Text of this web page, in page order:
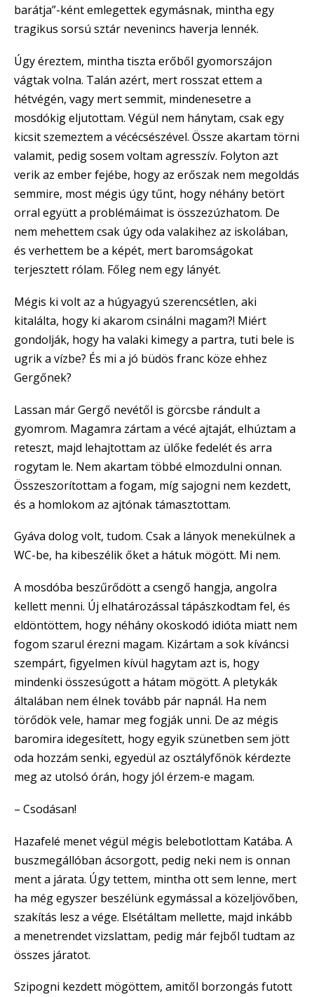
barátja”-ként emlegettek egymásnak, mintha egy
tragikus sorsú sztár nevenincs haverja lennék.
Úgy éreztem, mintha tiszta erőből gyomorszájon
vágtak volna. Talán azért, mert rosszat ettem a
hétvégén, vagy mert semmit, mindenesetre a
mosdókig eljutottam. Végül nem hánytam, csak egy
kicsit szemeztem a vécécsészével. Össze akartam törni
valamit, pedig sosem voltam agresszív. Folyton azt
verik az ember fejébe, hogy az erőszak nem megoldás
semmire, most mégis úgy tűnt, hogy néhány betört
orral együtt a problémáimat is összezúzhatom. De
nem mehettem csak úgy oda valakihez az iskolában,
és verhettem be a képét, mert baromságokat
terjesztett rólam. Főleg nem egy lányét.
Mégis ki volt az a húgyagyú szerencsétlen, aki
kitalálta, hogy ki akarom csinálni magam?! Miért
gondolják, hogy ha valaki kimegy a partra, tuti bele is
ugrik a vízbe? És mi a jó büdös franc köze ehhez
Gergőnek?
Lassan már Gergő nevétől is görcsbe rándult a
gyomrom. Magamra zártam a vécé ajtaját, elhúztam a
reteszt, majd lehajtottam az ülőke fedelét és arra
rogytam le. Nem akartam többé elmozdulni onnan.
Összeszorítottam a fogam, míg sajogni nem kezdett,
és a homlokom az ajtónak támasztottam.
Gyáva dolog volt, tudom. Csak a lányok menekülnek a
WC-be, ha kibeszélik őket a hátuk mögött. Mi nem.
A mosdóba beszűrődött a csengő hangja, angolra
kellett menni. Új elhatározással tápászkodtam fel, és
eldöntöttem, hogy néhány okoskodó idióta miatt nem
fogom szarul érezni magam. Kizártam a sok kíváncsi
szempárt, figyelmen kívül hagytam azt is, hogy
mindenki összesúgott a hátam mögött. A pletykák
általában nem élnek tovább pár napnál. Ha nem
törődök vele, hamar meg fogják unni. De az mégis
baromira idegesített, hogy egyik szünetben sem jött
oda hozzám senki, egyedül az osztályfőnök kérdezte
meg az utolsó órán, hogy jól érzem-e magam.
– Csodásan!
Hazafelé menet végül mégis belebotlottam Katába. A
buszmegállóban ácsorgott, pedig neki nem is onnan
ment a járata. Úgy tettem, mintha ott sem lenne, mert
ha még egyszer beszélünk egymással a közeljövőben,
szakítás lesz a vége. Elsétáltam mellette, majd inkább
a menetrendet vizslattam, pedig már fejből tudtam az
összes járatot.
Szipogni kezdett mögöttem, amitől borzongás futott